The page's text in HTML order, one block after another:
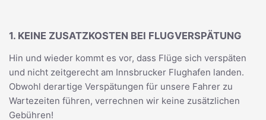
1. KEINE ZUSATZKOSTEN BEI FLUGVERSPÄTUNG
Hin und wieder kommt es vor, dass Flüge sich verspäten
und nicht zeitgerecht am Innsbrucker Flughafen landen.
Obwohl derartige Verspätungen für unsere Fahrer zu
Wartezeiten führen, verrechnen wir keine zusätzlichen
Gebühren!